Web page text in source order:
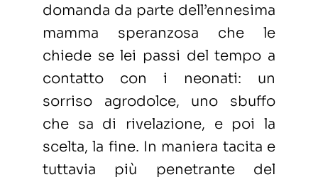
domanda da parte dell’ennesima
mamma speranzosa che le
chiede se lei passi del tempo a
contatto con i neonati: un
sorriso agrodolce, uno sbuffo
che sa di rivelazione, e poi la
scelta, la fine. In maniera tacita e
tuttavia più penetrante del